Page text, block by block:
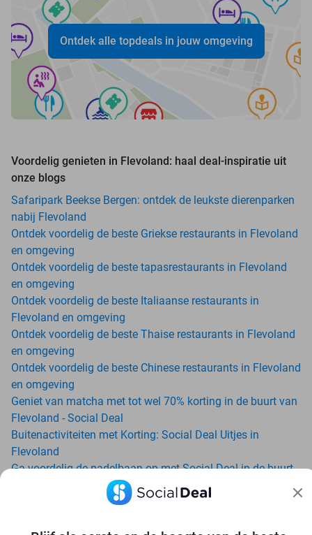
Ontdek alle topdeals in jouw omgeving
Voordelig genieten in Flevoland: haal deal-inspiratie uit
onze blogs
Safaripark Beekse Bergen: ontdek de leukste dierenparken
nabij Flevoland
Ontdek voordelig de beste Griekse restaurants in Flevoland
en omgeving
Ontdek voordelig de beste tapasrestaurants in Flevoland
en omgeving
Ontdek voordelig de beste Italiaanse restaurants in
Flevoland en omgeving
Ontdek voordelig de beste Thaise restaurants in Flevoland
en omgeving
Ontdek voordelig de beste Chinese restaurants in Flevoland
en omgeving
Geniet van matcha met tot wel 70% korting in de buurt van
Flevoland - Social Deal
Buitenactiviteiten met Korting: Social Deal Uitjes in
Flevoland
Ga voordelig de padelbaan op met Social Deal in de buurt
Geniet van je vakantie in Flevoland in Nederland met